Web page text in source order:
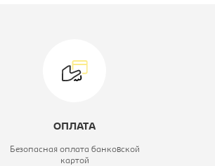
Высота, мм:
Ширина, мм:
Тип шкафа:
ОПЛАТА
Безопасная оплата банковской
картой